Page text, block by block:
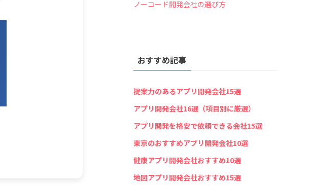
ノーコード開発会社の選び方
おすすめ記事
提案力のあるアプリ開発会社15選
アプリ開発会社16選（項目別に厳選）
アプリ開発を格安で依頼できる会社15選
東京のおすすめアプリ開発会社10選
健康アプリ開発会社おすすめ10選
地図アプリ開発会社おすすめ15選